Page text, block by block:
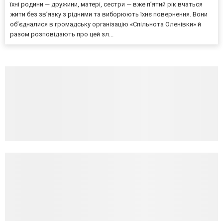
їхні родини — дружини, матері, сестри — вже п’ятий рік вчаться
жити без зв’язку з рідними та виборюють їхнє повернення. Вони
об’єдналися в громадську організацію «Спільнота Оленівки» й
разом розповідають про цей зл...